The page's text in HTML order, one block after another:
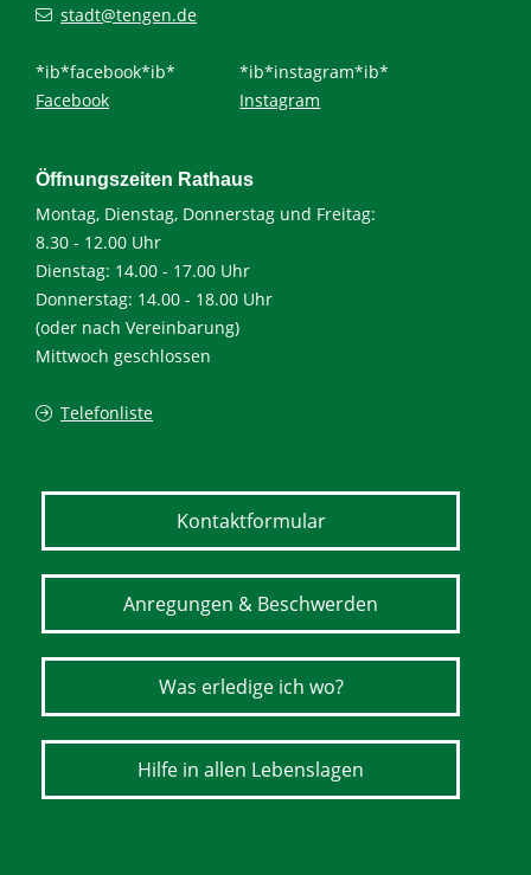
stadt@tengen.de
*ib*facebook*ib*
Facebook
*ib*instagram*ib*
Instagram
Öffnungszeiten Rathaus
Montag, Dienstag, Donnerstag und Freitag:
8.30 - 12.00 Uhr
Dienstag: 14.00 - 17.00 Uhr
Donnerstag: 14.00 - 18.00 Uhr
(oder nach Vereinbarung)
Mittwoch geschlossen
Telefonliste
Kontaktformular
Anregungen & Beschwerden
Was erledige ich wo?
Hilfe in allen Lebenslagen